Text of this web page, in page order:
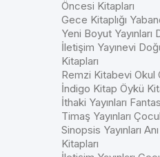
Öncesi Kitapları
Gece Kitaplığı
Yeni Boyut Yayınları
İletişim Yayınevi
Kitapları
Remzi Kitabevi Okul
İndigo Kitap Öykü
İthaki Yayınları
Timaş Yayınları
Sinopsis Yayınları
Kitapları